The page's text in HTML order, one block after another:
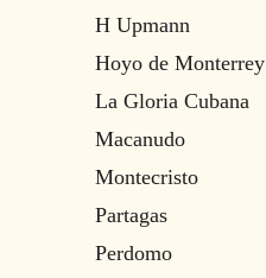
H Upmann
Hoyo de Monterrey
La Gloria Cubana
Macanudo
Montecristo
Partagas
Perdomo